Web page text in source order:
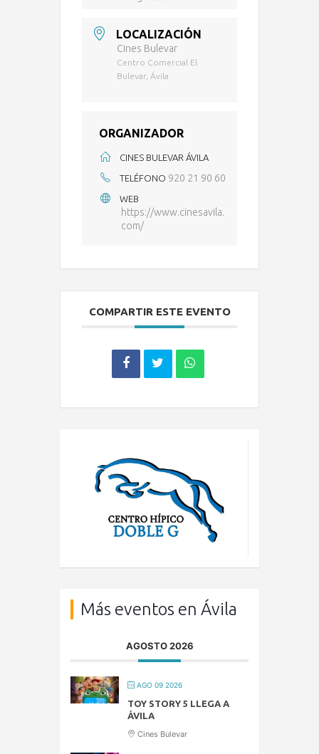
LOCALIZACIÓN
Cines Bulevar
Centro Comercial El
Bulevar, Ávila
ORGANIZADOR
CINES BULEVAR ÁVILA
TELÉFONO 920 21 90 60
WEB
https://www.cinesavila.
com/
COMPARTIR ESTE EVENTO
Más eventos en Ávila
AGOSTO 2026
AGO 09 2026
TOY STORY 5 LLEGA A
ÁVILA
Cines Bulevar